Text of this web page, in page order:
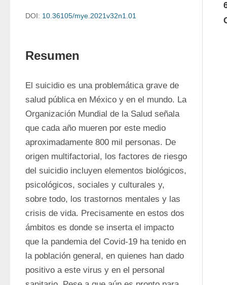
DOI: 10.36105/mye.2021v32n1.01
Resumen
El suicidio es una problemática grave de
salud pública en México y en el mundo. La
Organización Mundial de la Salud señala
que cada año mueren por este medio
aproximadamente 800 mil personas. De
origen multifactorial, los factores de riesgo
del suicidio incluyen elementos biológicos,
psicológicos, sociales y culturales y,
sobre todo, los trastornos mentales y las
crisis de vida. Precisamente en estos dos
ámbitos es donde se inserta el impacto
que la pandemia del Covid-19 ha tenido en
la población general, en quienes han dado
positivo a este virus y en el personal